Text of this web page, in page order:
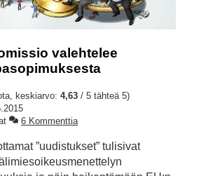
valehtelee
keskiarvo: 4,63 / 5 tähteä 5)
6 Kommenttia
”uudistukset” tulisivat